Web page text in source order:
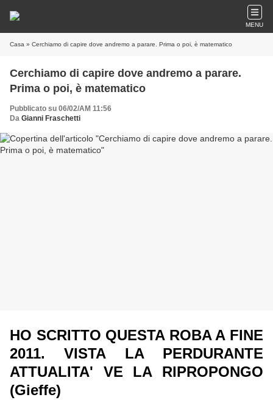
MENU
Casa » Cerchiamo di capire dove andremo a parare. Prima o poi, è matematico
Cerchiamo di capire dove andremo a parare.
Prima o poi, è matematico
Pubblicato su 06/02/AM 11:56
Da Gianni Fraschetti
HO SCRITTO QUESTA ROBA A FINE
2011. VISTA LA PERDURANTE
ATTUALITA' VE LA RIPROPONGO
(Gieffe)